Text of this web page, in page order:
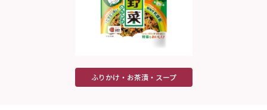
ふりかけ・お茶漬・スープ